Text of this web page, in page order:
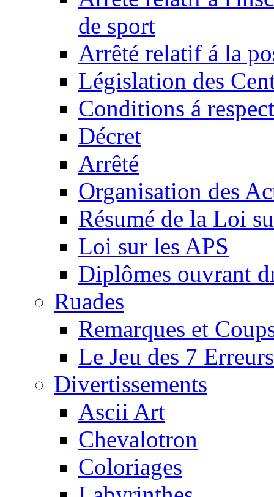
de sport
Arrêté relatif á la
Législation des
Conditions á
Décret
Arrêté
Organisation des
Résumé de la Loi
Loi sur les APS
Diplômes ouvrant
Ruades
Remarques et
Le Jeu des 7 Erreurs
Divertissements
Ascii Art
Chevalotron
Coloriages